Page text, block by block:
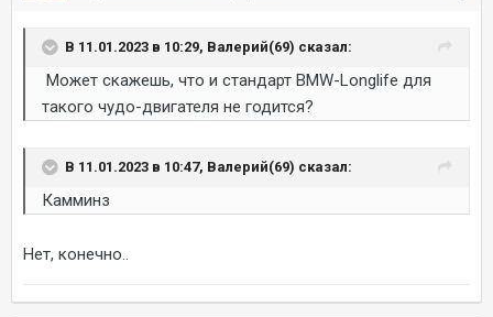
В 11.01.2023 в 10:29, Валерий(69) сказал:
Может скажешь, что и стандарт BMW-Longlife для
такого чудо-двигателя не годится?
В 11.01.2023 в 10:47, Валерий(69) сказал:
Камминз
Нет, конечно..